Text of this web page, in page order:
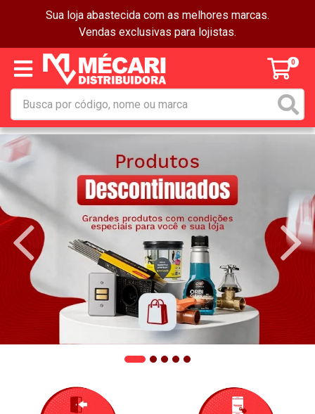
Sua loja abastecida com as melhores marcas.
Vendas exclusivas para lojistas.
0